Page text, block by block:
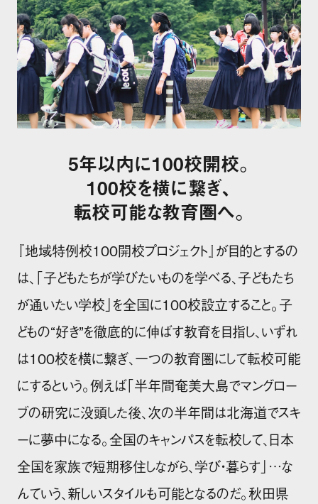
5年以内に100校開校。
100校を横に繋ぎ、
転校可能な教育圏へ。
『地域特例校100開校プロジェクト』が目的とするの
は、「子どもたちが学びたいものを学べる、子どもたち
が通いたい学校」を全国に100校設立すること。子
どもの“好き”を徹底的に伸ばす教育を目指し、いずれ
は100校を横に繋ぎ、一つの教育圏にして転校可能
にするという。例えば「半年間奄美大島でマングロー
ブの研究に没頭した後、次の半年間は北海道でスキ
ーに夢中になる。全国のキャンパスを転校して、日本
全国を家族で短期移住しながら、学び・暮らす」…な
んていう、新しいスタイルも可能となるのだ。秋田県